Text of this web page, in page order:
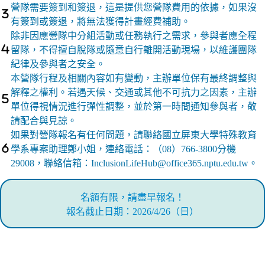
營隊需要簽到和簽退，這是提供您營隊費用的依據，如果沒
有簽到或簽退，將無法獲得計畫經費補助。
除非因應營隊中分組活動或任務執行之需求，參與者應全程
留隊，不得擅自脫隊或隨意自行離開活動現場，以維護團隊
紀律及參與者之安全。
本營隊行程及相關內容如有變動，主辦單位保有最終調整與
解釋之權利。若遇天候、交通或其他不可抗力之因素，主辦
單位得視情況進行彈性調整，並於第一時間通知參與者，敬
請配合與見諒。
如果對營隊報名有任何問題，請聯絡國立屏東大學特殊教育
學系專案助理鄭小姐，連絡電話：（08）766-3800分機
29008，聯絡信箱：InclusionLifeHub@office365.nptu.edu.tw。
名額有限，請盡早報名！
報名截止日期：2026/4/26（日）